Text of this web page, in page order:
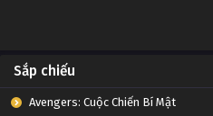
Sắp chiếu
Avengers: Cuộc Chiến Bí Mật